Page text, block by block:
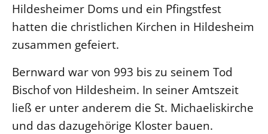
Hildesheimer Doms und ein Pfingstfest
hatten die christlichen Kirchen in Hildesheim
zusammen gefeiert.
Bernward war von 993 bis zu seinem Tod
Bischof von Hildesheim. In seiner Amtszeit
ließ er unter anderem die St. Michaeliskirche
und das dazugehörige Kloster bauen.
BIBLIOTHEK & ARCHIV
SERVICE
Älterwerden im Pfarrberuf
Beteiligungsverfahren
Beschwerdestellen
Ephoralbüro